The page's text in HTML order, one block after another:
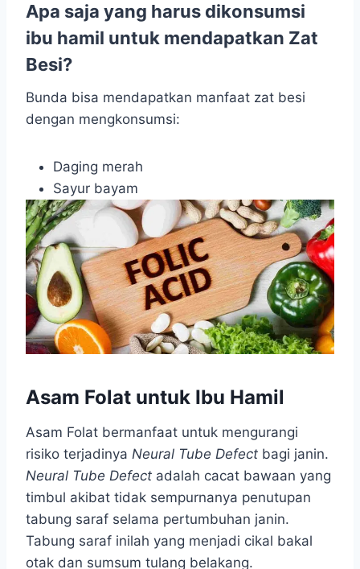
Apa saja yang harus dikonsumsi
ibu hamil untuk mendapatkan Zat
Besi?
Bunda bisa mendapatkan manfaat zat besi
dengan mengkonsumsi:
Daging merah
Sayur bayam
Asam Folat untuk Ibu Hamil
Asam Folat bermanfaat untuk mengurangi
risiko terjadinya Neural Tube Defect bagi janin.
Neural Tube Defect adalah cacat bawaan yang
timbul akibat tidak sempurnanya penutupan
tabung saraf selama pertumbuhan janin.
Tabung saraf inilah yang menjadi cikal bakal
otak dan sumsum tulang belakang.